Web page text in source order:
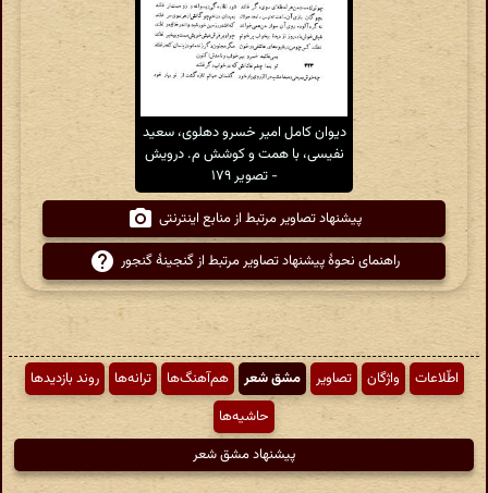
دیوان کامل امیر خسرو دهلوی، سعید
نفیسی، با همت و کوشش م. درویش
- تصویر ۱۷۹
پیشنهاد تصاویر مرتبط از منابع اینترنتی
راهنمای نحوهٔ پیشنهاد تصاویر مرتبط از گنجینهٔ گنجور
اطّلاعات واژگان تصاویر مشق شعر هم‌آهنگ‌ها ترانه‌ها
روند بازدیدها
حاشیه‌ها
پیشنهاد مشق شعر